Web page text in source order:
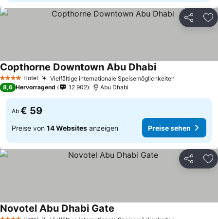
Teilen
4 Sterne Hotel Vielfältige internationale Speisemöglichkeiten
Copthorne Downtown Abu Dhabi
8,6 Hervorragend 12 902 Abu Dhabi
Ab € 59
Preise von 14 Websites anzeigen Preise sehen
Teilen
Novotel Abu Dhabi Gate